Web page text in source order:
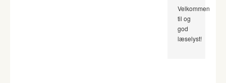
Velkommen
til og
god
læselyst!